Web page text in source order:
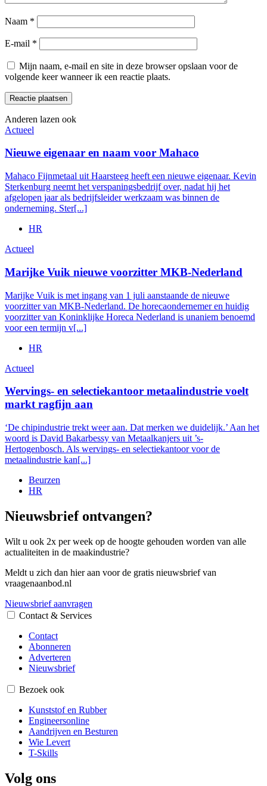
Naam *
E-mail *
Mijn naam, e-mail en site in deze browser opslaan voor de
volgende keer wanneer ik een reactie plaats.
Anderen lazen ook
Actueel
Nieuwe eigenaar en naam voor Mahaco
Mahaco Fijnmetaal uit Haarsteeg heeft een nieuwe eigenaar. Kevin
Sterkenburg neemt het verspaningsbedrijf over, nadat hij het
afgelopen jaar als bedrijfsleider werkzaam was binnen de
onderneming. Ster[...]
HR
Actueel
Marijke Vuik nieuwe voorzitter MKB-Nederland
Marijke Vuik is met ingang van 1 juli aanstaande de nieuwe
voorzitter van MKB-Nederland. De horecaondernemer en huidig
voorzitter van Koninklijke Horeca Nederland is unaniem benoemd
voor een termijn v[...]
HR
Actueel
Wervings- en selectiekantoor metaalindustrie voelt
markt ragfijn aan
‘De chipindustrie trekt weer aan. Dat merken we duidelijk.’ Aan het
woord is David Bakarbessy van Metaalkanjers uit ’s-
Hertogenbosch. Als wervings- en selectiekantoor voor de
metaalindustrie kan[...]
Beurzen
HR
Nieuwsbrief ontvangen?
Wilt u ook 2x per week op de hoogte gehouden worden van alle
actualiteiten in de maakindustrie?
Meldt u zich dan hier aan voor de gratis nieuwsbrief van
vraagenaanbod.nl
Nieuwsbrief aanvragen
Contact & Services
Contact
Abonneren
Adverteren
Nieuwsbrief
Bezoek ook
Kunststof en Rubber
Engineersonline
Aandrijven en Besturen
Wie Levert
T-Skills
Volg ons